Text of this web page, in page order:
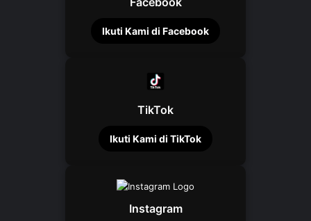
Ikuti Kami di Facebook
TikTok
Ikuti Kami di TikTok
Instagram